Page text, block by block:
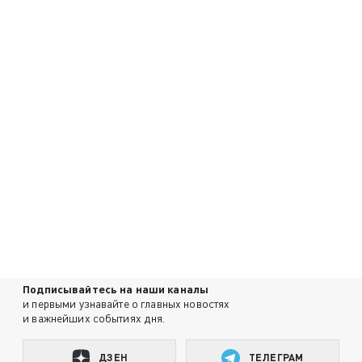
Подписывайтесь на наши каналы
и первыми узнавайте о главных новостях
и важнейших событиях дня.
ДЗЕН ТЕЛЕГРАМ